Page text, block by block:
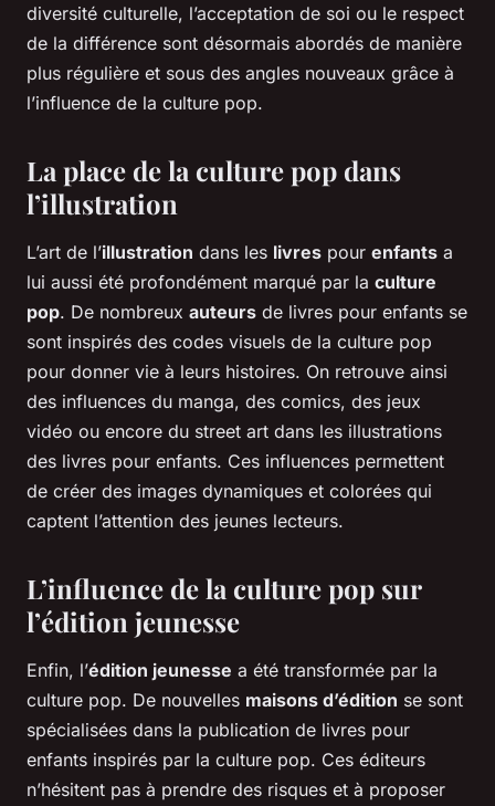
diversité culturelle, l’acceptation de soi ou le respect
de la différence sont désormais abordés de manière
plus régulière et sous des angles nouveaux grâce à
l’influence de la culture pop.
La place de la culture pop dans
l’illustration
L’art de l’illustration dans les livres pour enfants a
lui aussi été profondément marqué par la culture
pop. De nombreux auteurs de livres pour enfants se
sont inspirés des codes visuels de la culture pop
pour donner vie à leurs histoires. On retrouve ainsi
des influences du manga, des comics, des jeux
vidéo ou encore du street art dans les illustrations
des livres pour enfants. Ces influences permettent
de créer des images dynamiques et colorées qui
captent l’attention des jeunes lecteurs.
L’influence de la culture pop sur
l’édition jeunesse
Enfin, l’édition jeunesse a été transformée par la
culture pop. De nouvelles maisons d’édition se sont
spécialisées dans la publication de livres pour
enfants inspirés par la culture pop. Ces éditeurs
n’hésitent pas à prendre des risques et à proposer